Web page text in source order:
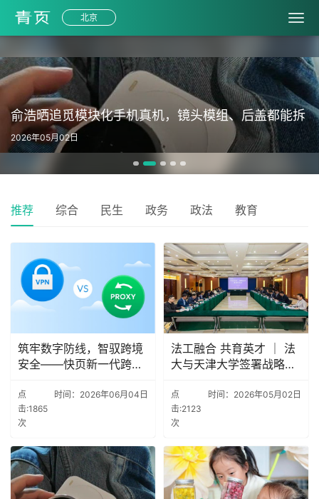
北京
俞浩晒追觅模块化手机真机，镜头模组、后盖都能拆
2026年05月02日
推荐 综合 民生 政务 政法 教育
筑牢数字防线，智驭跨境
安全——快页新一代跨境
点
击:1865
次
时间：2026年06月04日
法工融合 共育英才 ｜ 法
大与天津大学签署战略合
点
击:2123
次
时间：2026年05月02日